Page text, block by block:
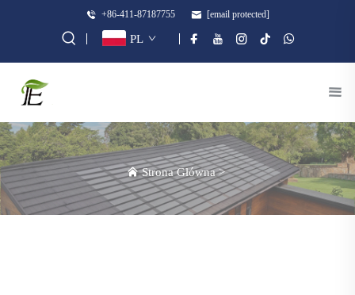
+86-411-87187755 [email protected]
PL
Strona Główna>